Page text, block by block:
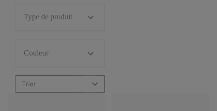
Type de produit
Couleur
Trier